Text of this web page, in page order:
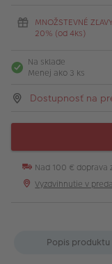
MNOŽSTEVNÉ
20% (od 4ks)
Na sklade
Menej ako 3 ks
Dostupnosť na
Nad 100 € doprava
Vyzdvihnutie v
Popis produktu